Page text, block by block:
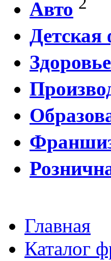
Авто
Главная
Каталог